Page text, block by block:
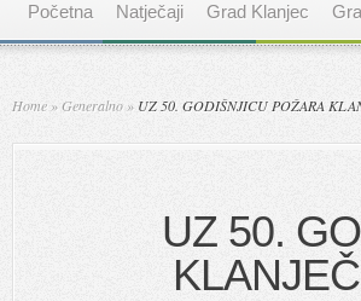
Početna Natječaji Grad Klanjec
Home »Generalno » UZ 50. GODIŠNJICU POŽARA
UZ 50.